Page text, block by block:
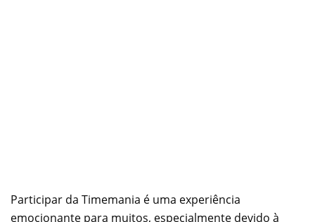
Participar da Timemania é uma experiência
emocionante para muitos, especialmente devido à